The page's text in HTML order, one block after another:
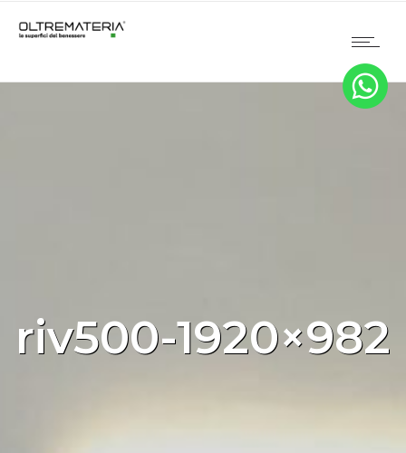
riv500-1920×982